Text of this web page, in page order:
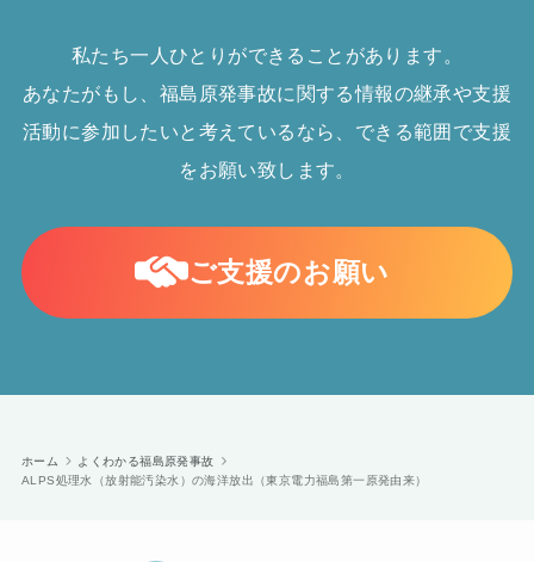
私たち一人ひとりができることがあります。
あなたがもし、福島原発事故に関する情報の継承や支援
活動に参加したいと考えているなら、できる範囲で支援
をお願い致します。
ご支援のお願い
ホーム
よくわかる福島原発事故
ALPS処理水（放射能汚染水）の海洋放出（東京電力福島第一原発由来）